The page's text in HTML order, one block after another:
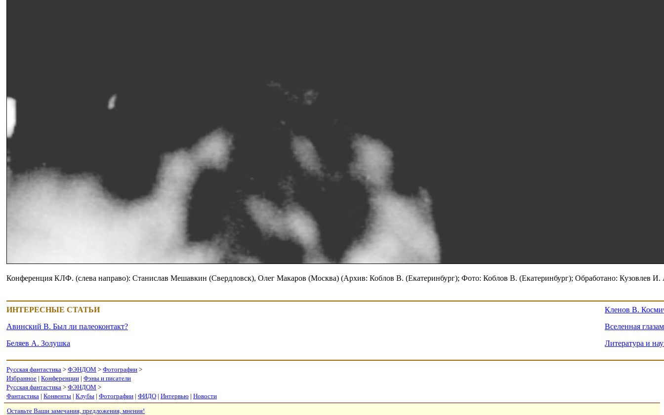
Конференция КЛФ. (слева направо): Станислав Мешавкин (Свердловск), Олег Макаров (Москва) (Архив: Коблов В. (Екатеринбург); Фото: Коблов В. (Екатеринбург); Обработано: Кузовлев
ИНТЕРЕСНЫЕ СТАТЬИ
Авинский В. Был ли палеоконтакт?
Беляев А. Золушка
Кленов В.
Вселенная
Литература и
Русская фантастика > ФЭНДОМ > Фотографии >
Избранное | Конференции | Фэны и писатели
Русская фантастика > ФЭНДОМ >
Фантастика | Конвенты | Клубы | Фотографии | ФИДО | Интервью | Новости
Оставьте Ваши замечания, предложения, мнения!